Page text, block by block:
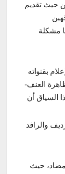
حيث تقديم
مشكلة
بقنواته
ظاهرة العنف-
السياق أن
والرافد
حيث